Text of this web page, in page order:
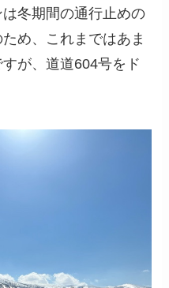
冬期間の通行止めの
め、これまではあま
が、道道604号をド